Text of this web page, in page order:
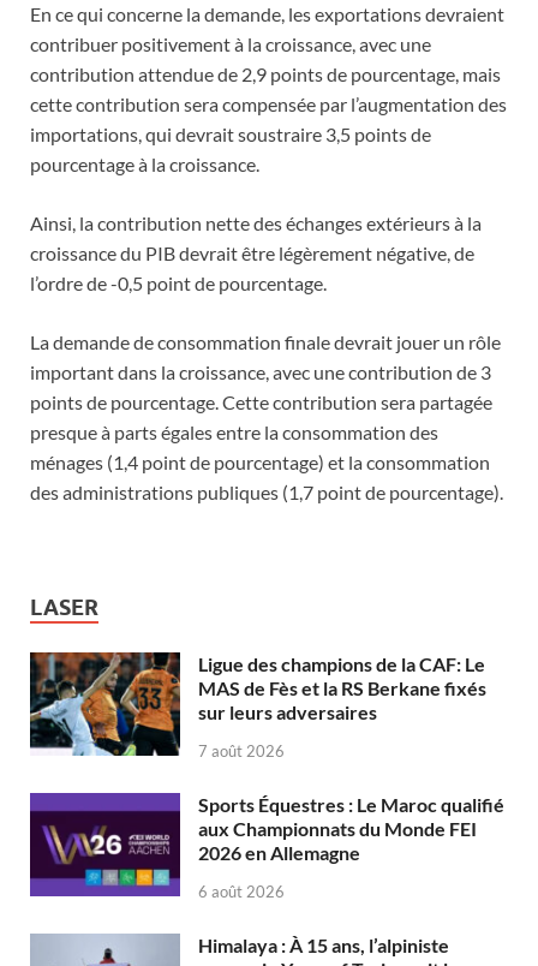
En ce qui concerne la demande, les exportations devraient
contribuer positivement à la croissance, avec une
contribution attendue de 2,9 points de pourcentage, mais
cette contribution sera compensée par l’augmentation des
importations, qui devrait soustraire 3,5 points de
pourcentage à la croissance.
Ainsi, la contribution nette des échanges extérieurs à la
croissance du PIB devrait être légèrement négative, de
l’ordre de -0,5 point de pourcentage.
La demande de consommation finale devrait jouer un rôle
important dans la croissance, avec une contribution de 3
points de pourcentage. Cette contribution sera partagée
presque à parts égales entre la consommation des
ménages (1,4 point de pourcentage) et la consommation
des administrations publiques (1,7 point de pourcentage).
LASER
Ligue des champions de la CAF: Le
MAS de Fès et la RS Berkane fixés
sur leurs adversaires
7 août 2026
Sports Équestres : Le Maroc qualifié
aux Championnats du Monde FEI
2026 en Allemagne
6 août 2026
Himalaya : À 15 ans, l’alpiniste